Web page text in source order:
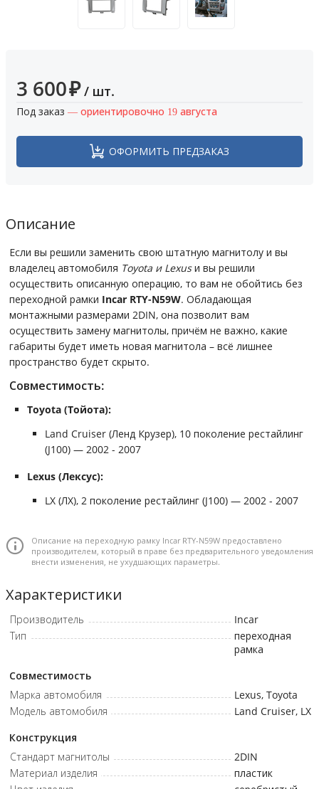
3 600₽ / шт.
Под заказ — ориентировочно 19 августа
ОФОРМИТЬ ПРЕДЗАКАЗ
Описание
Если вы решили заменить свою штатную магнитолу и вы
владелец автомобиля Toyota и Lexusи вы решили
осуществить описанную операцию, то вам не обойтись без
переходной рамки Incar RTY-N59W. Обладающая
монтажными размерами 2DIN, она позволит вам
осуществить замену магнитолы, причём не важно, какие
габариты будет иметь новая магнитола – всё лишнее
пространство будет скрыто.
Совместимость:
Toyota (Тойота):
Land Cruiser (Ленд Крузер), 10 поколение рестайлинг
(J100) — 2002 - 2007
Lexus (Лексус):
LX (ЛХ), 2 поколение рестайлинг (J100) — 2002 - 2007
Описание на переходную рамку Incar RTY-N59W предоставлено
производителем, который в праве без предварительного уведомления
внести изменения, не ухудшающих параметры.
Характеристики
Производитель
Incar
Тип
переходная
рамка
Совместимость
Марка автомобиля
Lexus, Toyota
Модель автомобиля
Land Cruiser, LX
Конструкция
Стандарт магнитолы
2DIN
Материал изделия
пластик